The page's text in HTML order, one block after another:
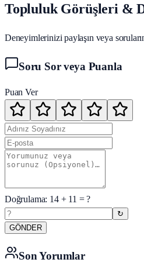
Topluluk Görüşleri &
Deneyimlerinizi paylaşın veya
Soru Sor veya Puanla
Puan Ver
Doğrulama: 14+ 11 = ?
↻
GÖNDER
Son Yorumlar